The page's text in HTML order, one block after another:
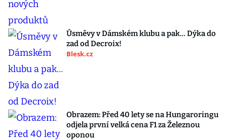
Úsměvy v Dámském klubu a pak… Dýka do
zad od Decroix!
Blesk.cz
Obrazem: Před 40 lety se na Hungaroringu
odjela první velká cena F1 za Železnou
oponou